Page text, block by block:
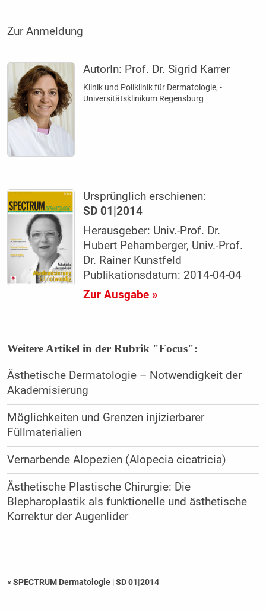
Zur Anmeldung
AutorIn: Prof. Dr. Sigrid Karrer
Klinik und Poliklinik für Dermatologie, ­
Universitätsklinikum Regensburg
Ursprünglich erschienen:
SD 01|2014
Herausgeber: Univ.-Prof. Dr.
Hubert Pehamberger, Univ.-Prof.
Dr. Rainer Kunstfeld
Publikationsdatum: 2014-04-04
Zur Ausgabe »
Weitere Artikel in der Rubrik "Focus":
Ästhetische Dermatologie – Notwendigkeit der
Akademisierung
Möglichkeiten und Grenzen injizierbarer
Füllmaterialien
Vernarbende Alopezien (Alopecia cicatricia)
Ästhetische Plastische Chirurgie: Die
Blepharoplastik als funktionelle und ästhetische
Korrektur der Augenlider
« SPECTRUM Dermatologie |SD 01|2014